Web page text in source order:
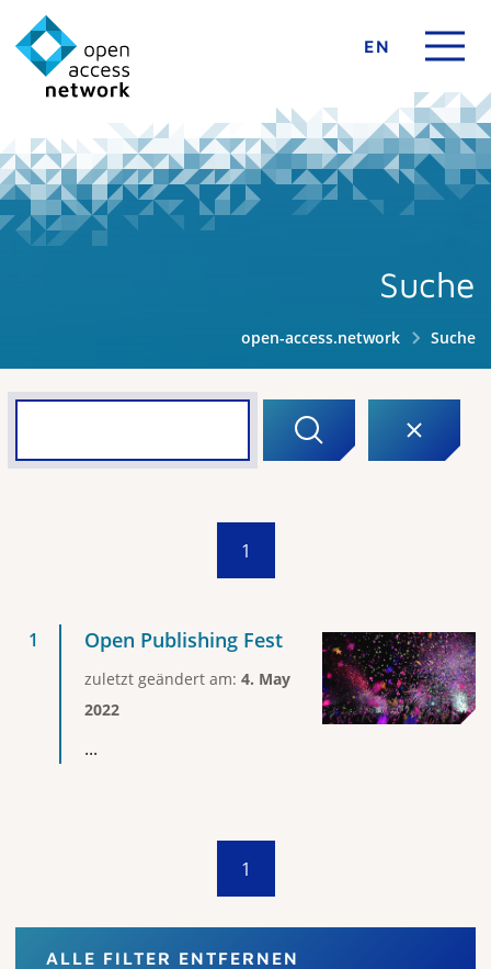
EN
Suche
open-access.network Suche
1
Open Publishing Fest
zuletzt geändert am: 4. May
2022
...
1
ALLE FILTER ENTFERNEN